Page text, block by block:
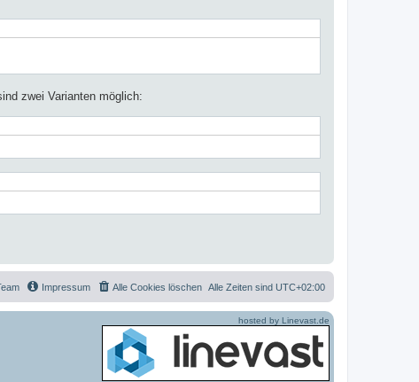
zwei Varianten möglich:
Alle Zeiten sind UTC+02:00
Alle Cookies löschen
Impressum
hosted by Linevast.de